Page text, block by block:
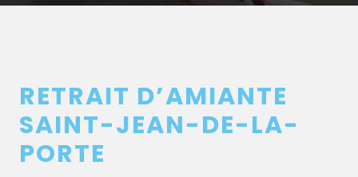
RETRAIT D’AMIANTE
SAINT-JEAN-DE-LA-
PORTE